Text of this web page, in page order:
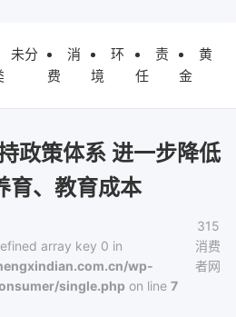
未分 消
费
环
境
责
任
黄
金
政策体系 进一步降低
育、教育成本
array key 0 in
wp-
single.php on line7
315
消费
者网